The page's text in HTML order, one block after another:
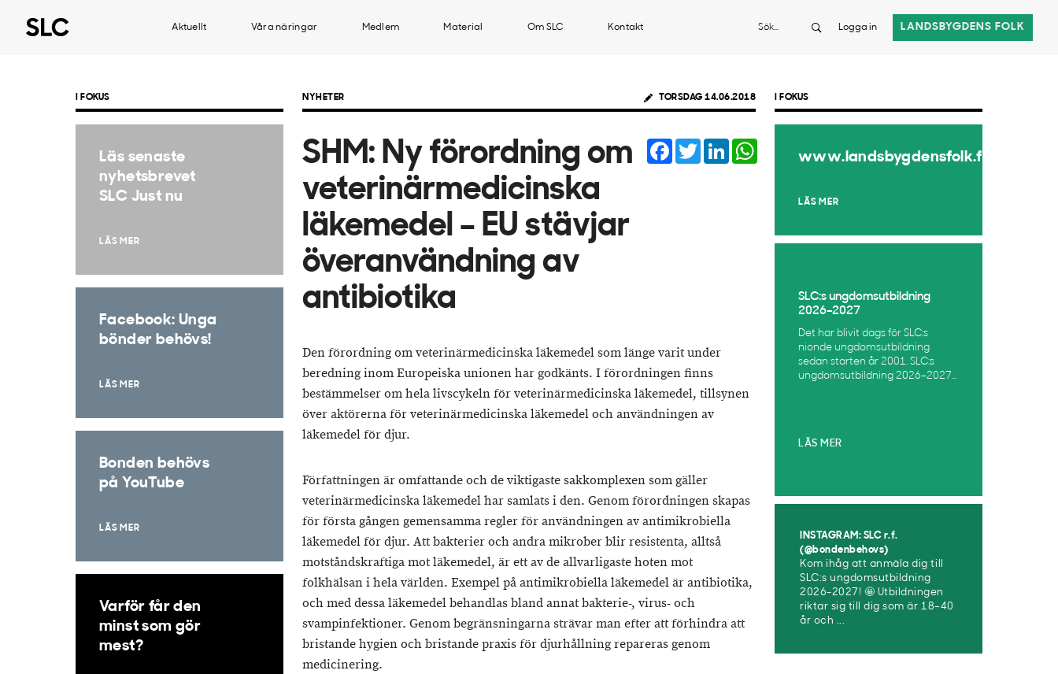
Aktuellt Våra näringar Medlem Material Om SLC Kontakt Sök Logga in LANDSBYGDENS FOLK
NYHETER TORSDAG 14.06.2018
SHM: Ny förordning om
veterinärmedicinska
läkemedel – EU stävjar
överanvändning av
antibiotika
Facebook
TwitterLinkedIn
Den förordning om veterinärmedicinska läkemedel som länge varit under
beredning inom Europeiska unionen har godkänts. I förordningen finns
bestämmelser om hela livscykeln för veterinärmedicinska läkemedel, tillsynen
över aktörerna för veterinärmedicinska läkemedel och användningen av
läkemedel för djur.
Författningen är omfattande och de viktigaste sakkomplexen som gäller
veterinärmedicinska läkemedel har samlats i den. Genom förordningen skapas
för första gången gemensamma regler för användningen av antimikrobiella
läkemedel för djur. Att bakterier och andra mikrober blir resistenta, alltså
motståndskraftiga mot läkemedel, är ett av de allvarligaste hoten mot
folkhälsan i hela världen. Exempel på antimikrobiella läkemedel är antibiotika,
och med dessa läkemedel behandlas bland annat bakterie-, virus- och
svampinfektioner. Genom begränsningarna strävar man efter att förhindra att
bristande hygien och bristande praxis för djurhållning repareras genom
medicinering.
I FOKUS
Läs senaste
nyhetsbrevet
SLC Just nu
LÄS MER
Facebook: Unga
bönder behövs!
LÄS MER
Bonden behövs
på YouTube
LÄS MER
Varför får den
minst som gör
mest?
I FOKUS
www.landsbygdensfolk.fi
LÄS MER
SLC:s ungdomsutbildning
2026–2027
Det har blivit dags för SLC:s
nionde ungdomsutbildning
sedan starten år 2001. SLC:s
ungdomsutbildning 2026–2027...
LÄS MER
INSTAGRAM: SLC r.f.
(@bondenbehovs)
Kom ihåg att anmäla dig till
SLC:s ungdomsutbildning
2026-2027! 🤩 Utbildningen
riktar sig till dig som är 18–40
år och ...